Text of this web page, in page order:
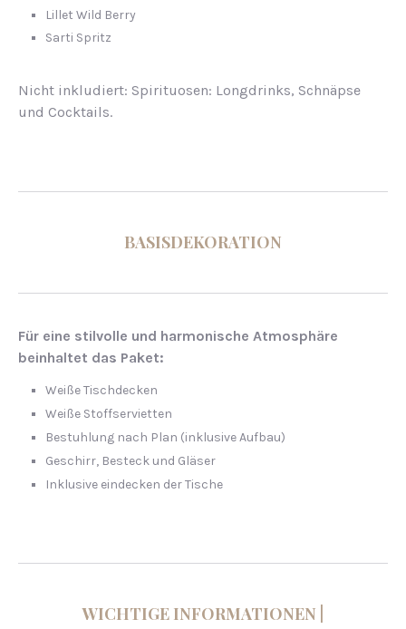
Lillet Wild Berry
Sarti Spritz
Nicht inkludiert: Spirituosen: Longdrinks, Schnäpse
und Cocktails.
BASISDEKORATION
Für eine stilvolle und harmonische Atmosphäre
beinhaltet das Paket:
Weiße Tischdecken
Weiße Stoffservietten
Bestuhlung nach Plan (inklusive Aufbau)
Geschirr, Besteck und Gläser
Inklusive eindecken der Tische
WICHTIGE INFORMATIONEN |